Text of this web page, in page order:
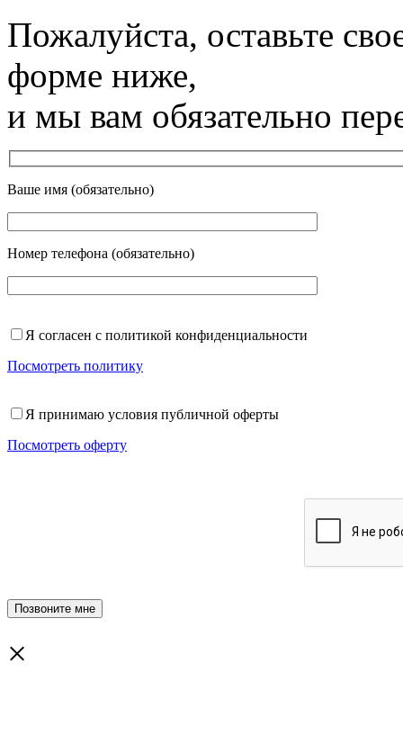
Пожалуйста, оставьте
форме ниже,
и мы вам обязательно
Ваше имя (обязательно)
Номер телефона (обязательно)
Я согласен с политикой конфиденциальности
Посмотреть политику
Я принимаю условия публичной оферты
Посмотреть оферту
×